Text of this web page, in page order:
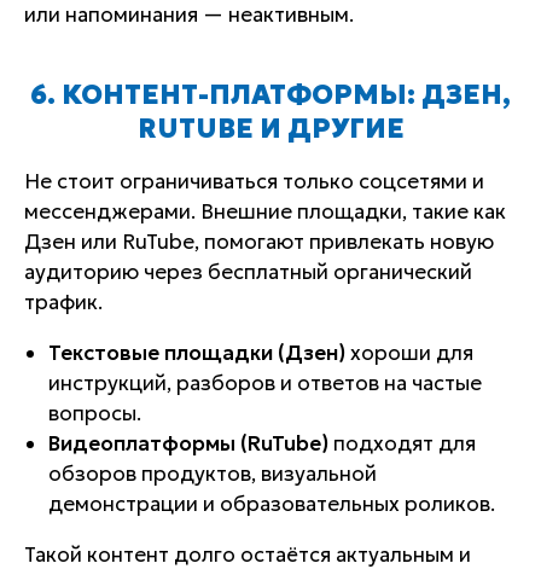
или напоминания — неактивным.
6. КОНТЕНТ-ПЛАТФОРМЫ: ДЗЕН,
RUTUBE И ДРУГИЕ
Не стоит ограничиваться только соцсетями и
мессенджерами. Внешние площадки, такие как
Дзен или RuTube, помогают привлекать новую
аудиторию через бесплатный органический
трафик.
Текстовые площадки (Дзен)хороши для
инструкций, разборов и ответов на частые
вопросы.
Видеоплатформы (RuTube) подходят для
обзоров продуктов, визуальной
демонстрации и образовательных роликов.
Такой контент долго остаётся актуальным и